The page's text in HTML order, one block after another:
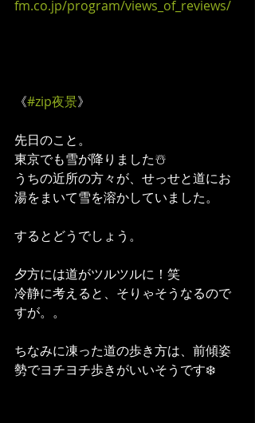
fm.co.jp/program/views_of_reviews/
《#zip夜景》
先日のこと。
東京でも雪が降りました☃️
うちの近所の方々が、せっせと道にお
湯をまいて雪を溶かしていました。
するとどうでしょう。
夕方には道がツルツルに！笑
冷静に考えると、そりゃそうなるので
すが。。
ちなみに凍った道の歩き方は、前傾姿
勢でヨチヨチ歩きがいいそうです❄️